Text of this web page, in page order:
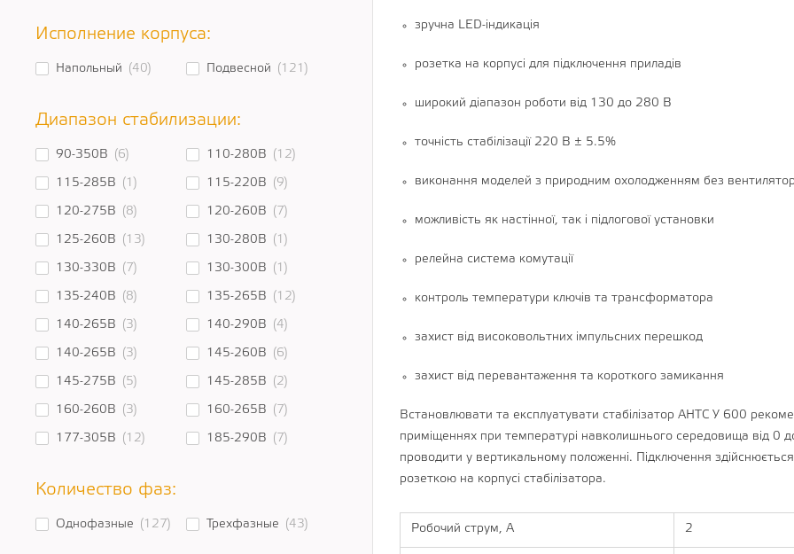
Исполнение корпуса:
Напольный (40) Подвесной (121)
Диапазон стабилизации:
90-350В (6) 110-280В (12)
115-285В (1) 115-220В (9)
120-275В (8) 120-260В (7)
125-260В (13) 130-280В (1)
130-330В (7) 130-300В (1)
135-240В (8) 135-265В (12)
140-265В (3) 140-290В (4)
140-265В (3) 145-260В (6)
145-275В (5) 145-285В (2)
160-260В (3) 160-265В (7)
177-305В (12) 185-290В (7)
Количество фаз:
Однофазные (127) Трехфазные (43)
зручна LED-індикація
розетка на корпусі для підключення приладів
широкий діапазон роботи від 130 до 280 В
точність стабілізації 220 В ± 5.5%
виконання моделей з природним охолодженням без
можливість як настінної, так і підлогової установки
релейна система комутації
контроль температури ключів та трансформатора
захист від високовольтних імпульсних перешкод
захист від перевантаження та короткого замикання
Встановлювати та експлуатувати стабілізатор АНТС У 600
приміщеннях при температурі навколишнього середовища від 0
проводити у вертикальному положенні. Підключення
розеткою на корпусі стабілізатора.
Робочий струм, А 2